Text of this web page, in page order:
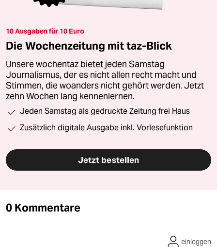
10 Ausgaben für 10 Euro
Die Wochenzeitung mit taz-Blick
Unsere wochentaz bietet jeden Samstag
Journalismus, der es nicht allen recht macht und
Stimmen, die woanders nicht gehört werden. Jetzt
zehn Wochen lang kennenlernen.
Jeden Samstag als gedruckte Zeitung frei Haus
Zusätzlich digitale Ausgabe inkl. Vorlesefunktion
Jetzt bestellen
0 Kommentare
einloggen